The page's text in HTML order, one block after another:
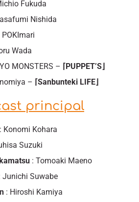
Fukuda
Nishida
POKImari
Wada
MONSTERS – ⌈PUPPET’S⌋
– ⌈Sanbunteki LIFE⌋
principal
: Konomi Kohara
Suzuki
: Tomoaki Maeno
Junichi Suwabe
: Hiroshi Kamiya